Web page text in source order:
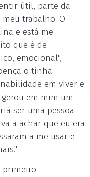
útil, parte da
trabalho. O
e está me
que é de
emocional",
o tinha
em viver e
gerou em mim um
ser uma pessoa
a achar que eu era
a me usar e
primeiro